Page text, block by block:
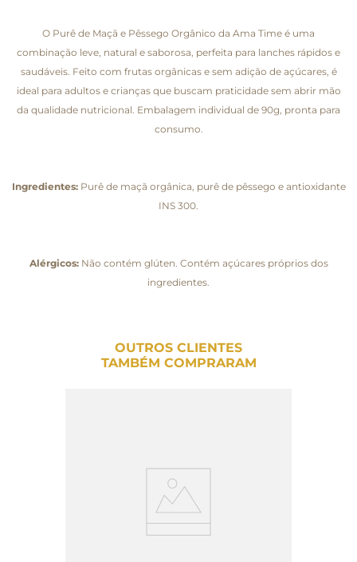
O Purê de Maçã e Pêssego Orgânico da Ama Time é uma
combinação leve, natural e saborosa, perfeita para lanches rápidos e
saudáveis. Feito com frutas orgânicas e sem adição de açúcares, é
ideal para adultos e crianças que buscam praticidade sem abrir mão
da qualidade nutricional. Embalagem individual de 90g, pronta para
consumo.
Ingredientes:Purê de maçã orgânica, purê de pêssego e antioxidante
INS 300.
Alérgicos:Não contém glúten. Contém açúcares próprios dos
ingredientes.
OUTROS CLIENTES
TAMBÉM COMPRARAM